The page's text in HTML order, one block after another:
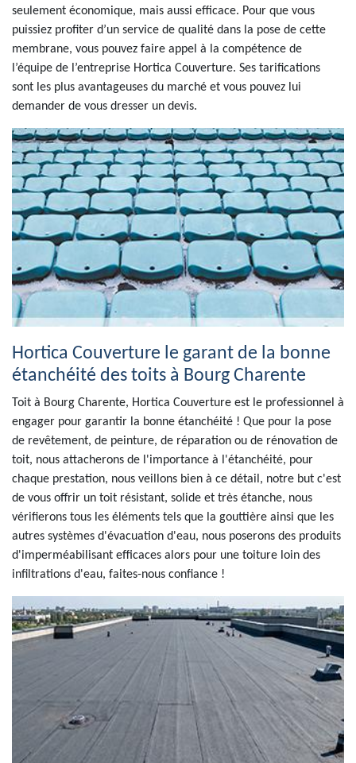
seulement économique, mais aussi efficace. Pour que vous
puissiez profiter d’un service de qualité dans la pose de cette
membrane, vous pouvez faire appel à la compétence de
l’équipe de l’entreprise Hortica Couverture. Ses tarifications
sont les plus avantageuses du marché et vous pouvez lui
demander de vous dresser un devis.
Hortica Couverture le garant de la bonne
étanchéité des toits à Bourg Charente
Toit à Bourg Charente, Hortica Couverture est le professionnel à
engager pour garantir la bonne étanchéité ! Que pour la pose
de revêtement, de peinture, de réparation ou de rénovation de
toit, nous attacherons de l'importance à l'étanchéité, pour
chaque prestation, nous veillons bien à ce détail, notre but c'est
de vous offrir un toit résistant, solide et très étanche, nous
vérifierons tous les éléments tels que la gouttière ainsi que les
autres systèmes d'évacuation d'eau, nous poserons des produits
d'imperméabilisant efficaces alors pour une toiture loin des
infiltrations d'eau, faites-nous confiance !